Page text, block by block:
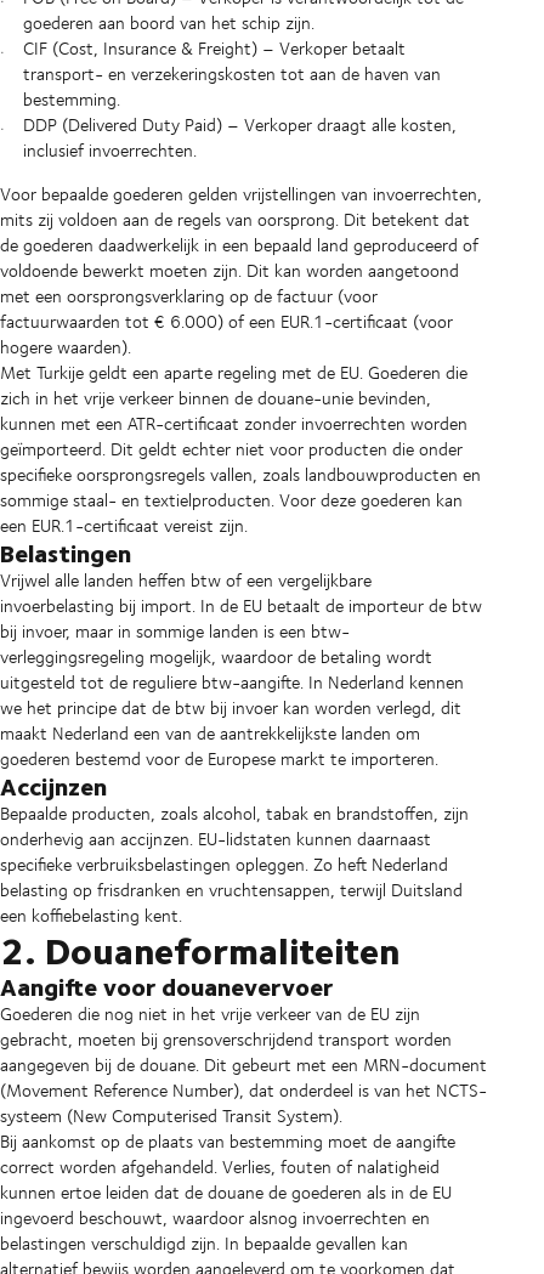
goederen aan boord van het schip zijn.
CIF (Cost, Insurance & Freight) – Verkoper betaalt
transport- en verzekeringskosten tot aan de haven van
bestemming.
DDP (Delivered Duty Paid) – Verkoper draagt alle kosten,
inclusief invoerrechten.
Voor bepaalde goederen gelden vrijstellingen van invoerrechten,
mits zij voldoen aan de regels van oorsprong. Dit betekent dat
de goederen daadwerkelijk in een bepaald land geproduceerd of
voldoende bewerkt moeten zijn. Dit kan worden aangetoond
met een oorsprongsverklaring op de factuur (voor
factuurwaarden tot € 6.000) of een EUR.1-certificaat (voor
hogere waarden).
Met Turkije geldt een aparte regeling met de EU. Goederen die
zich in het vrije verkeer binnen de douane-unie bevinden,
kunnen met een ATR-certificaat zonder invoerrechten worden
geïmporteerd. Dit geldt echter niet voor producten die onder
specifieke oorsprongsregels vallen, zoals landbouwproducten en
sommige staal- en textielproducten. Voor deze goederen kan
een EUR.1-certificaat vereist zijn.
Belastingen
Vrijwel alle landen heffen btw of een vergelijkbare
invoerbelasting bij import. In de EU betaalt de importeur de btw
bij invoer, maar in sommige landen is een btw-
verleggingsregeling mogelijk, waardoor de betaling wordt
uitgesteld tot de reguliere btw-aangifte. In Nederland kennen
we het principe dat de btw bij invoer kan worden verlegd, dit
maakt Nederland een van de aantrekkelijkste landen om
goederen bestemd voor de Europese markt te importeren.
Accijnzen
Bepaalde producten, zoals alcohol, tabak en brandstoffen, zijn
onderhevig aan accijnzen. EU-lidstaten kunnen daarnaast
specifieke verbruiksbelastingen opleggen. Zo heft Nederland
belasting op frisdranken en vruchtensappen, terwijl Duitsland
een koffiebelasting kent.
2. Douaneformaliteiten
Aangifte voor douanevervoer
Goederen die nog niet in het vrije verkeer van de EU zijn
gebracht, moeten bij grensoverschrijdend transport worden
aangegeven bij de douane. Dit gebeurt met een MRN-document
(Movement Reference Number), dat onderdeel is van het NCTS-
systeem (New Computerised Transit System).
Bij aankomst op de plaats van bestemming moet de aangifte
correct worden afgehandeld. Verlies, fouten of nalatigheid
kunnen ertoe leiden dat de douane de goederen als in de EU
ingevoerd beschouwt, waardoor alsnog invoerrechten en
belastingen verschuldigd zijn. In bepaalde gevallen kan
alternatief bewijs worden aangeleverd om te voorkomen dat